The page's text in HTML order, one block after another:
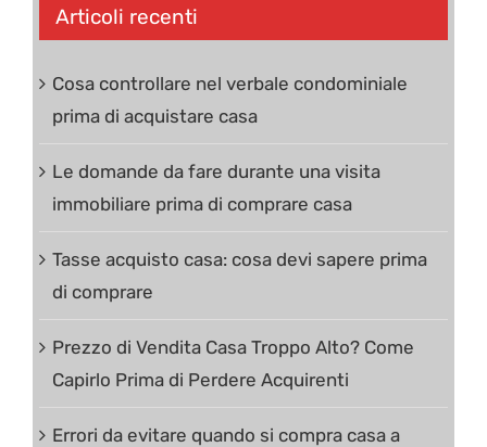
Articoli recenti
Cosa controllare nel verbale condominiale
prima di acquistare casa
Le domande da fare durante una visita
immobiliare prima di comprare casa
Tasse acquisto casa: cosa devi sapere prima
di comprare
Prezzo di Vendita Casa Troppo Alto? Come
Capirlo Prima di Perdere Acquirenti
Errori da evitare quando si compra casa a